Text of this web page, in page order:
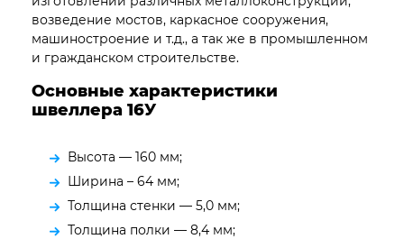
возведение мостов, каркасное сооружения,
машиностроение и т.д., а так же в промышленном
и гражданском строительстве.
Основные характеристики
швеллера 16У
Высота — 160 мм;
Ширина – 64 мм;
Толщина стенки — 5,0 мм;
Толщина полки — 8,4 мм;